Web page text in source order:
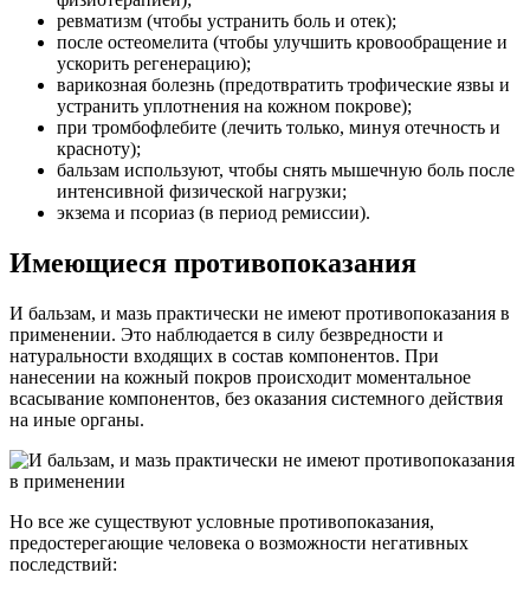
ревматизм (чтобы устранить боль и отек);
после остеомелита (чтобы улучшить кровообращение и
ускорить регенерацию);
варикозная болезнь (предотвратить трофические язвы и
устранить уплотнения на кожном покрове);
при тромбофлебите (лечить только, минуя отечность и
красноту);
бальзам используют, чтобы снять мышечную боль после
интенсивной физической нагрузки;
экзема и псориаз (в период ремиссии).
Имеющиеся противопоказания
И бальзам, и мазь практически не имеют противопоказания в
применении. Это наблюдается в силу безвредности и
натуральности входящих в состав компонентов. При
нанесении на кожный покров происходит моментальное
всасывание компонентов, без оказания системного действия
на иные органы.
Но все же существуют условные противопоказания,
предостерегающие человека о возможности негативных
последствий: